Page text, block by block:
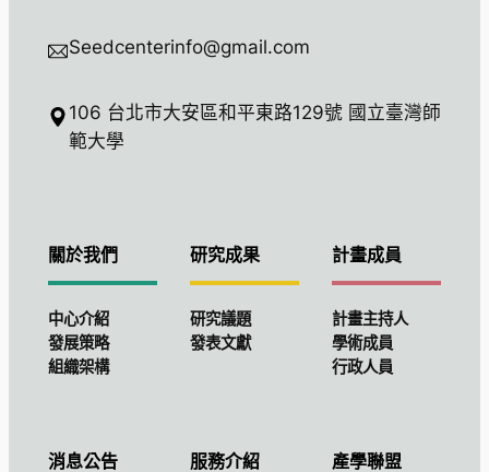
Seedcenterinfo@gmail.com
106 台北市大安區和平東路129號 國立臺灣師
範大學
關於我們
中心介紹
發展策略
組織架構
研究成果
研究議題
發表文獻
計畫成員
計畫主持人
學術成員
行政人員
消息公告 服務介紹 產學聯盟